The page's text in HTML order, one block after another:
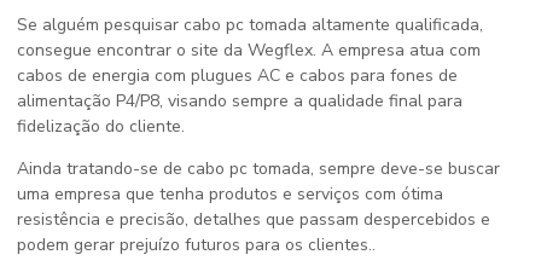
Se alguém pesquisar cabo pc tomada altamente qualificada,
consegue encontrar o site da Wegflex. A empresa atua com
cabos de energia com plugues AC e cabos para fones de
alimentação P4/P8, visando sempre a qualidade final para
fidelização do cliente.
Ainda tratando-se de cabo pc tomada, sempre deve-se buscar
uma empresa que tenha produtos e serviços com ótima
resistência e precisão, detalhes que passam despercebidos e
podem gerar prejuízo futuros para os clientes..